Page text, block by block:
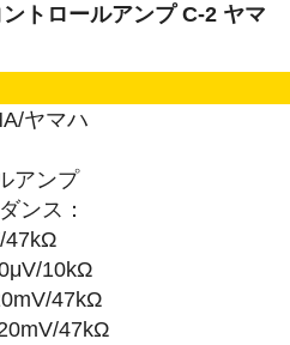
トロールアンプ C-2 ヤマ
ヤマハ
アンプ
ンス：
47kΩ
10kΩ
47kΩ
47kΩ